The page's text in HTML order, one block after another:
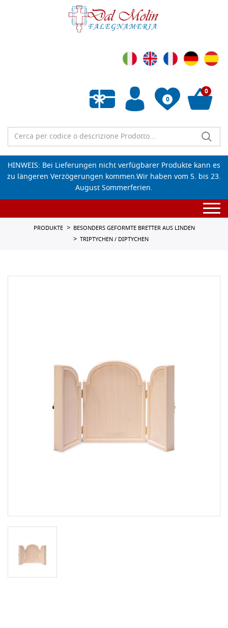
0
Wunschliste leeren
0
HINWEIS: Bei Lieferungen nicht verfügbarer Produkte kann es
zu längeren Verzögerungen kommen.Wir haben vom 5. bis 23.
August Sommerferien.
PRODUKTE
BESONDERS GEFORMTE BRETTER AUS LINDEN
TRIPTYCHEN / DIPTYCHEN